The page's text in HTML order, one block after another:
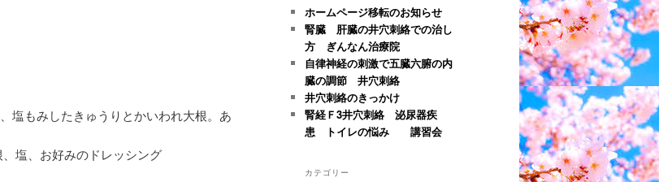
塩もみしたきゅうりとかいわれ大根。あ
塩、お好みのドレッシング
ホームページ移転のお知らせ
腎臓 肝臓の井穴刺絡での治し
方 ぎんなん治療院
自律神経の刺激で五臓六腑の内
臓の調節 井穴刺絡
井穴刺絡のきっかけ
腎経Ｆ3井穴刺絡 泌尿器疾
患 トイレの悩み 講習会
カテゴリー